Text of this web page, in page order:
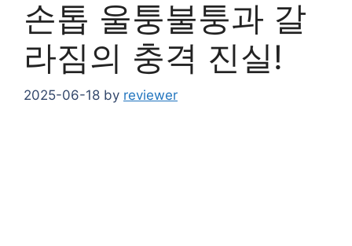
손톱 울퉁불퉁과 갈
라짐의 충격 진실!
2025-06-18 by reviewer